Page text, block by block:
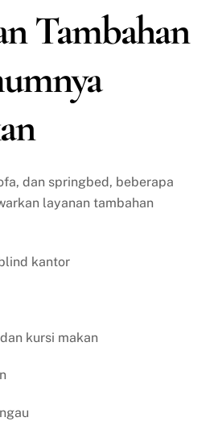
Tambahan
dan springbed, beberapa
layanan tambahan
kantor
kursi makan